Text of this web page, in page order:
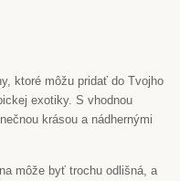
ktoré môžu pridať do Tvojho
exotiky. S vhodnou
krásou a nádhernými
môže byť trochu odlišná, a